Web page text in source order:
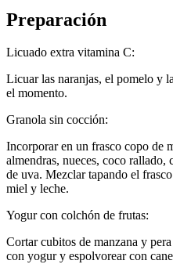
Preparación
Licuado extra vitamina C:
Licuar las naranjas, el pomelo y
el momento.
Granola sin cocción:
Incorporar en un frasco copo de
almendras, nueces, coco rallado,
de uva. Mezclar tapando el
miel y leche.
Yogur con colchón de frutas:
Cortar cubitos de manzana y
con yogur y espolvorear con